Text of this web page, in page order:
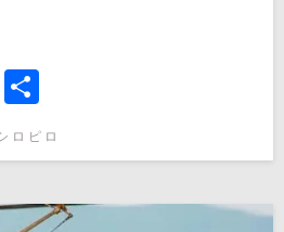
Line
有
ロピロ